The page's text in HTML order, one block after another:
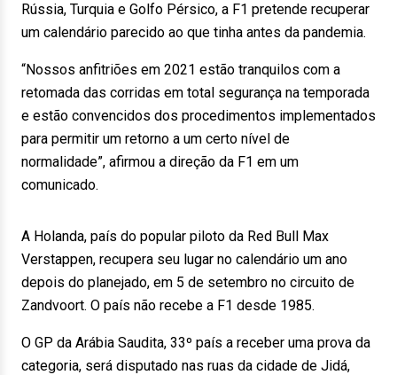
Rússia, Turquia e Golfo Pérsico, a F1 pretende recuperar
um calendário parecido ao que tinha antes da pandemia.
“Nossos anfitriões em 2021 estão tranquilos com a
retomada das corridas em total segurança na temporada
e estão convencidos dos procedimentos implementados
para permitir um retorno a um certo nível de
normalidade”, afirmou a direção da F1 em um
comunicado.
A Holanda, país do popular piloto da Red Bull Max
Verstappen, recupera seu lugar no calendário um ano
depois do planejado, em 5 de setembro no circuito de
Zandvoort. O país não recebe a F1 desde 1985.
O GP da Arábia Saudita, 33º país a receber uma prova da
categoria, será disputado nas ruas da cidade de Jidá,